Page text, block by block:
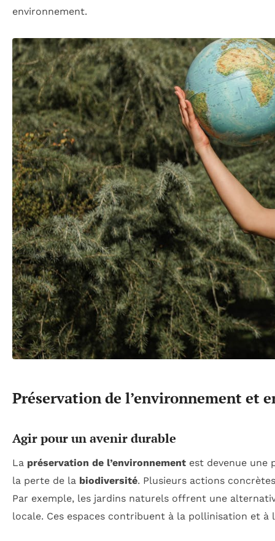
environnement.
Préservation de l’environnement et
Agir pour un avenir durable
La préservation de l’environnement est devenue une
la perte de la biodiversité. Plusieurs actions
Par exemple, les jardins naturels offrent une
locale. Ces espaces contribuent à la pollinisation et à